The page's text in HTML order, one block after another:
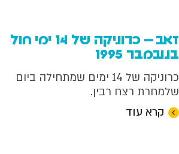
זאב – כרוניקה של 14 ימי חול
בנובמבר 1995
כרוניקה של 14 ימים שמתחילה ביום
שלמחרת רצח רבין.
קרא עוד